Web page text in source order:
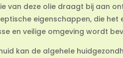
van deze olie draagt bij aan
eigenschappen, die
en veilige omgeving wordt
kan de algehele